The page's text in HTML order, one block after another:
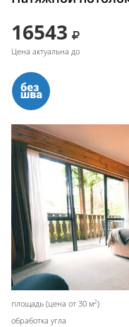
16543
Цена актуальна до
площадь (цена от 30 м2)
обработка угла